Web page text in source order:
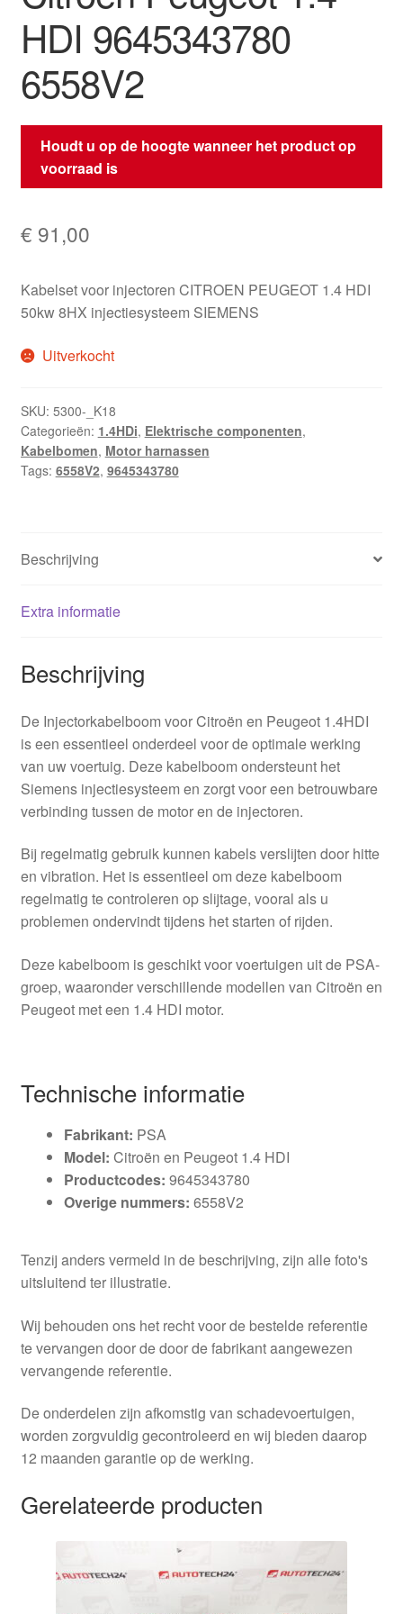
HDI 9645343780
6558V2
Houdt u op de hoogte wanneer het product op
voorraad is
€ 91,00
Kabelset voor injectoren CITROEN PEUGEOT 1.4 HDI
50kw 8HX injectiesysteem SIEMENS
Uitverkocht
SKU: 5300-_K18
Categorieën: 1.4HDi, Elektrische componenten,
Kabelbomen, Motor harnassen
Tags: 6558V2, 9645343780
Beschrijving
Extra informatie
Beschrijving
De Injectorkabelboom voor Citroën en Peugeot 1.4HDI
is een essentieel onderdeel voor de optimale werking
van uw voertuig. Deze kabelboom ondersteunt het
Siemens injectiesysteem en zorgt voor een betrouwbare
verbinding tussen de motor en de injectoren.
Bij regelmatig gebruik kunnen kabels verslijten door hitte
en vibration. Het is essentieel om deze kabelboom
regelmatig te controleren op slijtage, vooral als u
problemen ondervindt tijdens het starten of rijden.
Deze kabelboom is geschikt voor voertuigen uit de PSA-
groep, waaronder verschillende modellen van Citroën en
Peugeot met een 1.4 HDI motor.
Technische informatie
Fabrikant: PSA
Model: Citroën en Peugeot 1.4 HDI
Productcodes: 9645343780
Overige nummers: 6558V2
Tenzij anders vermeld in de beschrijving, zijn alle foto's
uitsluitend ter illustratie.
Wij behouden ons het recht voor de bestelde referentie
te vervangen door de door de fabrikant aangewezen
vervangende referentie.
De onderdelen zijn afkomstig van schadevoertuigen,
worden zorgvuldig gecontroleerd en wij bieden daarop
12 maanden garantie op de werking.
Gerelateerde producten